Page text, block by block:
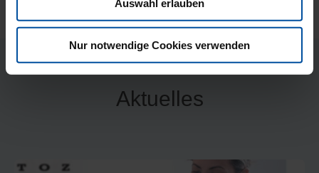
Auswahl erlauben
Nur notwendige Cookies verwenden
Aktuelles